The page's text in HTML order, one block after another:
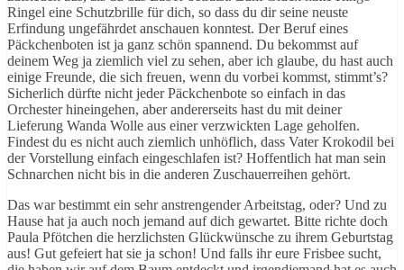
Ringel eine Schutzbrille für dich, so dass du dir seine neuste
Erfindung ungefährdet anschauen konntest. Der Beruf eines
Päckchenboten ist ja ganz schön spannend. Du bekommst auf
deinem Weg ja ziemlich viel zu sehen, aber ich glaube, du hast auch
einige Freunde, die sich freuen, wenn du vorbei kommst, stimmt’s?
Sicherlich dürfte nicht jeder Päckchenbote so einfach in das
Orchester hineingehen, aber andererseits hast du mit deiner
Lieferung Wanda Wolle aus einer verzwickten Lage geholfen.
Findest du es nicht auch ziemlich unhöflich, dass Vater Krokodil bei
der Vorstellung einfach eingeschlafen ist? Hoffentlich hat man sein
Schnarchen nicht bis in die anderen Zuschauerreihen gehört.
Das war bestimmt ein sehr anstrengender Arbeitstag, oder? Und zu
Hause hat ja auch noch jemand auf dich gewartet. Bitte richte doch
Paula Pfötchen die herzlichsten Glückwünsche zu ihrem Geburtstag
aus! Gut gefeiert hat sie ja schon! Und falls ihr eure Frisbee sucht,